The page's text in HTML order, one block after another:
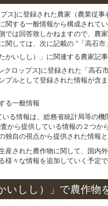
ス]に登録された農家（農業従
関する一般情報から構成されて
では回答致しかねますので、農
関しては、次に記載の "「高石市
かいしし）」 に関連する農家記事
クロップス]に登録された「高石
プルとして登録された情報が含
る一般情報
る情報は、総務省統計局等の
から提供している情報の２つ
独自の視点から提供された情報と
産された農作物に関して、国内
様々な情報を追加していく予定で
いしし）」 で農作物